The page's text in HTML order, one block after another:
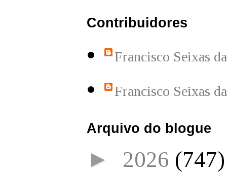
Contribuidores
Francisco Seixas
Francisco Seixas
Arquivo do blogue
► 2026 (747)